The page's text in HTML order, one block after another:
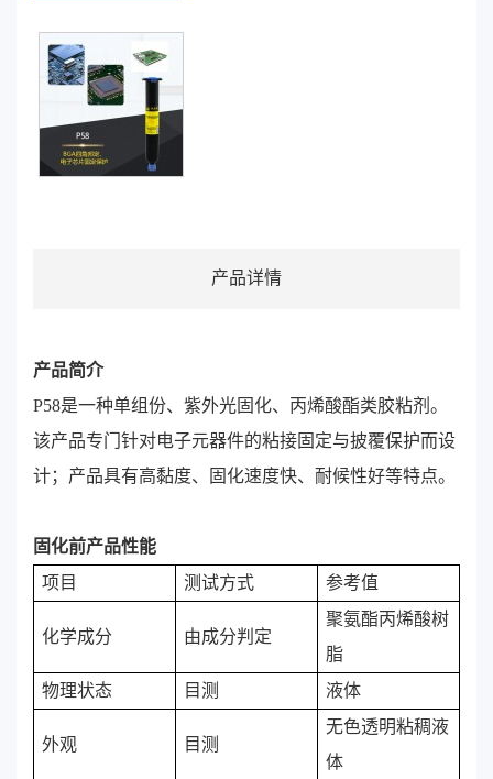
产品详情
产品简介
P58是一种单组份、紫外光固化、丙烯酸酯类胶粘剂。
该产品专门针对电子元器件的粘接固定与披覆保护而设
计；产品具有高黏度、固化速度快、耐候性好等特点。
固化前产品性能
项目
测试方式 参考值
化学成分 由成分判定
聚氨酯丙烯酸树
脂
物理状态
目测 液体
外观 目测
无色透明粘稠液
体